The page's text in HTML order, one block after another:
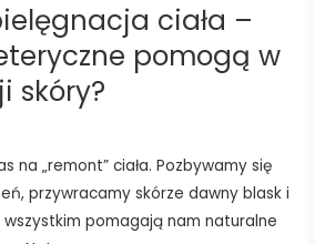
ciała –
pomogą w
skóry?
na „remont” ciała. Pozbywamy się
przywracamy skórze dawny blask i
pomagają nam naturalne